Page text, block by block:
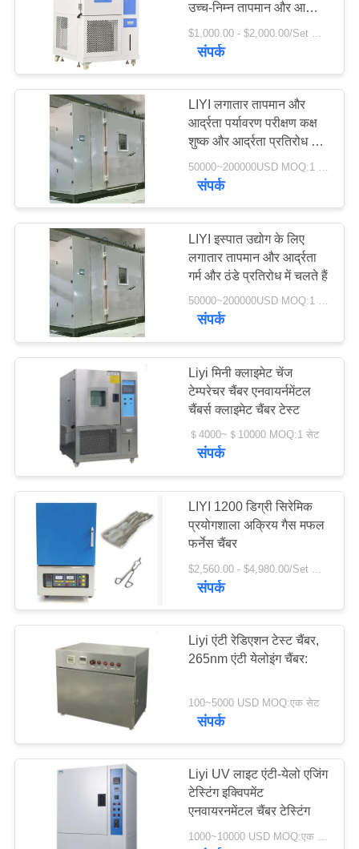
साइटमैप
PRIVACY
POLICY
विद्युत सुखाने ओवन
65
औद्योगिक सुखाने ओवन
उम्र बढ़ने परीक्षण कक्ष
64
सैंड डस्ट टेस्ट चैंबर
18
नमक स्प्रे परीक्षण कक्ष
39
उच्च-निम्न तापमान और आर्द्रता
उपकरण का उपयोग करें
संपर्क
LIYI लगातार तापमान और
आर्द्रता पर्यावरण परीक्षण कक्ष
शुष्क और आर्द्रता प्रतिरोध में
चलते हैं
50000~200000USD MOQ:1 सेट
संपर्क
LIYI इस्पात उद्योग के लिए
लगातार तापमान और आर्द्रता
गर्म और ठंडे प्रतिरोध में चलते हैं
50000~200000USD MOQ:1 सेट
संपर्क
Liyi मिनी क्लाइमेट चेंज
टेम्परेचर चैंबर एनवायर्नमेंटल
चैंबर्स क्लाइमेट चैंबर टेस्ट
＄4000~＄10000 MOQ:1 सेट
संपर्क
LIYI 1200 डिग्री सिरेमिक
प्रयोगशाला अक्रिय गैस मफल
फर्नेस चैंबर
संपर्क
Liyi एंटी रेडिएशन टेस्ट चैंबर,
265nm एंटी येलोइंग चैंबर:
100~5000 USD MOQ:एक सेट
संपर्क
Liyi UV लाइट एंटी-येलो एजिंग
टेस्टिंग इक्विपमेंट
एनवायरनमेंटल चैंबर टेस्टिंग
1000~10000 USD MOQ:एक सेट